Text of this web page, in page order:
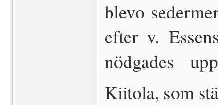
blevo
efter v.
nödgades
Kiitola, som